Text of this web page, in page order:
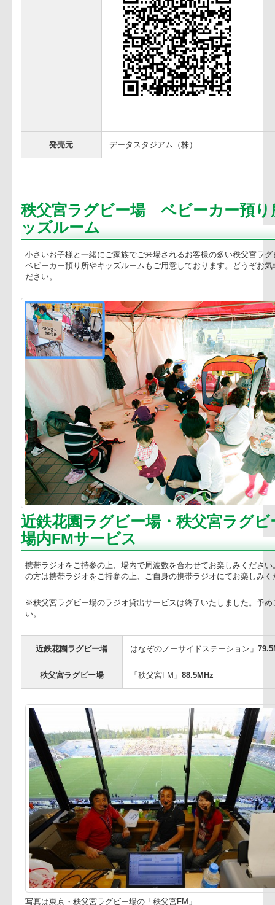
mt=8
発売元 データスタジアム（株）
秩父宮ラグビー場 ベビーカー
ッズルーム
小さいお子様と一緒にご家族でご来場されるお客様の多い秩
ベビーカー預り所やキッズルームもご用意しております。ど
ださい。
近鉄花園ラグビー場・秩父宮
場内FMサービス
携帯ラジオをご持参の上、場内で周波数を合わせてお楽しみ
の方は携帯ラジオをご持参の上、ご自身の携帯ラジオにてお